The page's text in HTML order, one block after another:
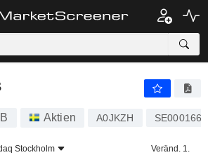
Aktien A0JKZH
Stockholm
Veränd. 1.